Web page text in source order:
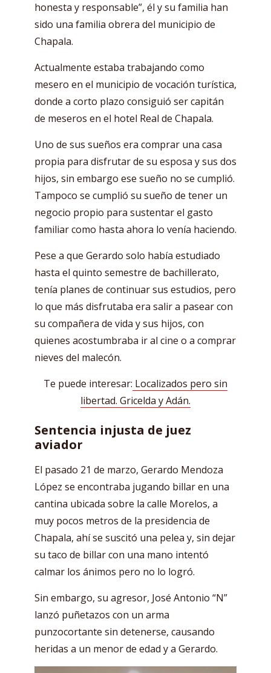
honesta y responsable”, él y su familia han
sido una familia obrera del municipio de
Chapala.
Actualmente estaba trabajando como
mesero en el municipio de vocación turística,
donde a corto plazo consiguió ser capitán
de meseros en el hotel Real de Chapala.
Uno de sus sueños era comprar una casa
propia para disfrutar de su esposa y sus dos
hijos, sin embargo ese sueño no se cumplió.
Tampoco se cumplió su sueño de tener un
negocio propio para sustentar el gasto
familiar como hasta ahora lo venía haciendo.
Pese a que Gerardo solo había estudiado
hasta el quinto semestre de bachillerato,
tenía planes de continuar sus estudios, pero
lo que más disfrutaba era salir a pasear con
su compañera de vida y sus hijos, con
quienes acostumbraba ir al cine o a comprar
nieves del malecón.
Te puede interesar: Localizados pero sin
libertad. Gricelda y Adán.
Sentencia injusta de juez
aviador
El pasado 21 de marzo, Gerardo Mendoza
López se encontraba jugando billar en una
cantina ubicada sobre la calle Morelos, a
muy pocos metros de la presidencia de
Chapala, ahí se suscitó una pelea y, sin dejar
su taco de billar con una mano intentó
calmar los ánimos pero no lo logró.
Sin embargo, su agresor, José Antonio “N”
lanzó puñetazos con un arma
punzocortante sin detenerse, causando
heridas a un menor de edad y a Gerardo.